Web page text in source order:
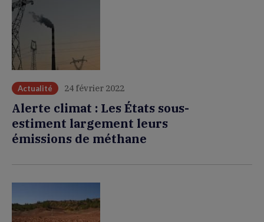
Actualité 24 février 2022
Alerte climat : Les États sous-
estiment largement leurs
émissions de méthane